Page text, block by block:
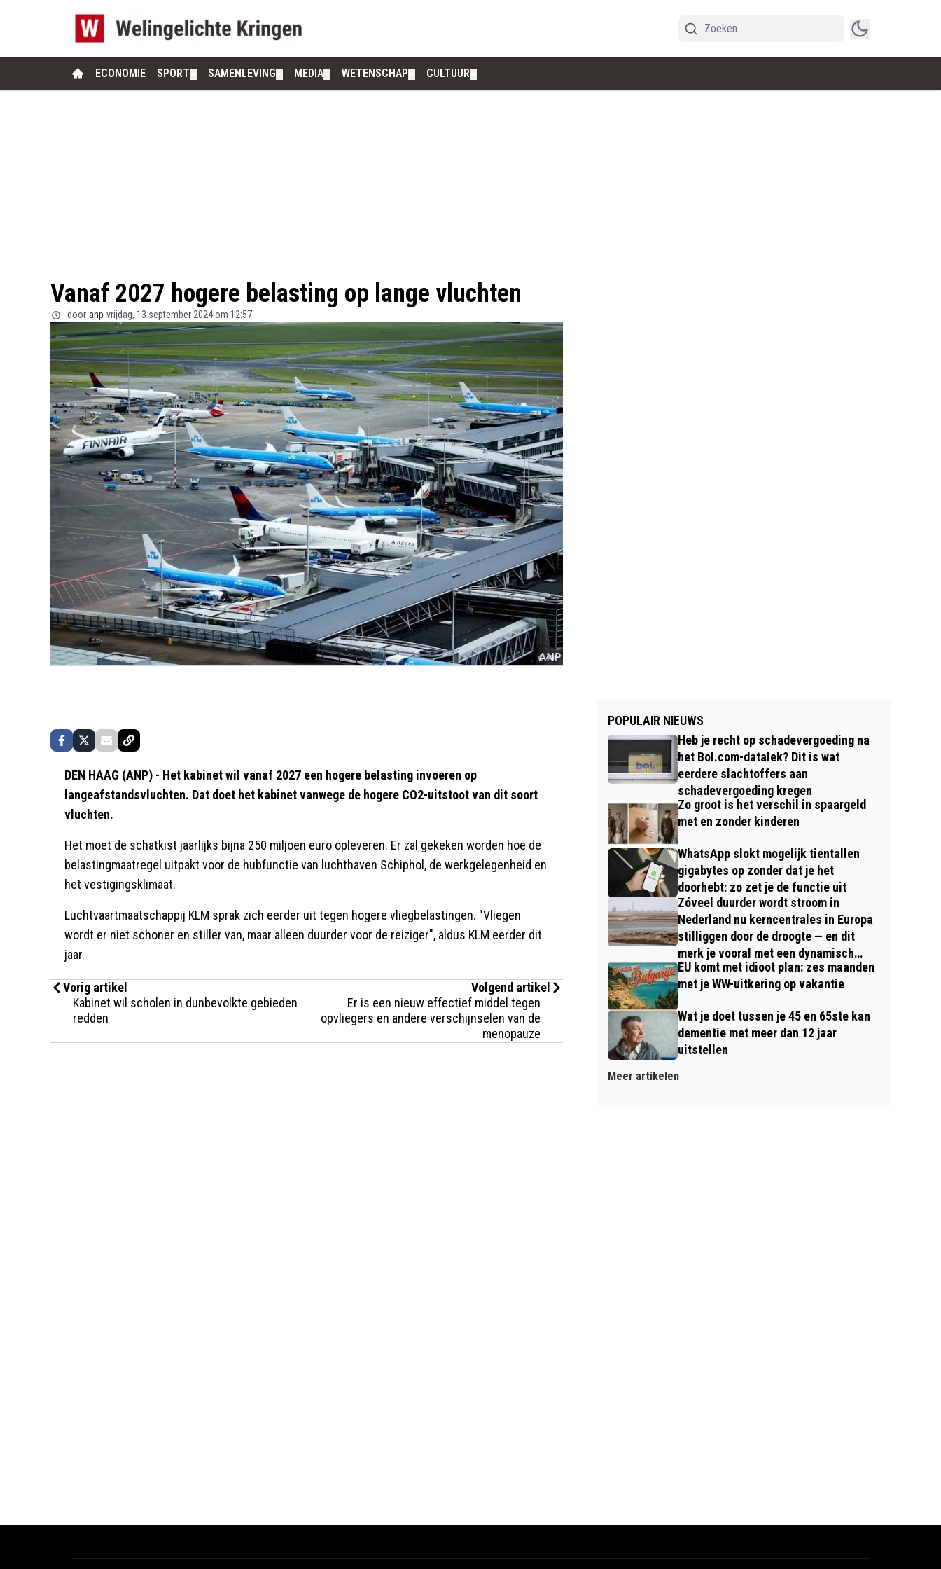
ECONOMIE SPORT SAMENLEVING MEDIA WETENSCHAP CULTUUR
Vanaf 2027 hogere belasting op lange vluchten
door anp vrijdag, 13 september 2024 om 12:57
DEN HAAG (ANP) - Het kabinet wil vanaf 2027 een hogere belasting invoeren op
langeafstandsvluchten. Dat doet het kabinet vanwege de hogere CO2-uitstoot van dit soort
vluchten.
Het moet de schatkist jaarlijks bijna 250 miljoen euro opleveren. Er zal gekeken worden hoe de
belastingmaatregel uitpakt voor de hubfunctie van luchthaven Schiphol, de werkgelegenheid en
het vestigingsklimaat.
Luchtvaartmaatschappij KLM sprak zich eerder uit tegen hogere vliegbelastingen. "Vliegen
wordt er niet schoner en stiller van, maar alleen duurder voor de reiziger", aldus KLM eerder dit
jaar.
Vorig artikel
Kabinet wil scholen in dunbevolkte gebieden
redden
Volgend artikel
Er is een nieuw effectief middel tegen
opvliegers en andere verschijnselen van de
menopauze
POPULAIR NIEUWS
Heb je recht op schadevergoeding na
het Bol.com-datalek? Dit is wat
eerdere slachtoffers aan
schadevergoeding kregen
Zo groot is het verschil in spaargeld
met en zonder kinderen
WhatsApp slokt mogelijk tientallen
gigabytes op zonder dat je het
doorhebt: zo zet je de functie uit
Zóveel duurder wordt stroom in
Nederland nu kerncentrales in Europa
stilliggen door de droogte — en dit
merk je vooral met een dynamisch
contract
EU komt met idioot plan: zes maanden
met je WW-uitkering op vakantie
Wat je doet tussen je 45 en 65ste kan
dementie met meer dan 12 jaar
uitstellen
Meer artikelen